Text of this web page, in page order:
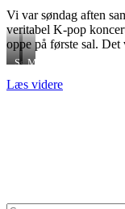
Vi var søndag aften
veritabel K-pop
oppe på første sal.
SsamMenu
Læs videre“Ssam